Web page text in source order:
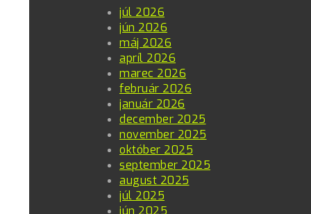
júl 2026
jún 2026
máj 2026
apríl 2026
marec 2026
február 2026
január 2026
december 2025
november 2025
október 2025
september 2025
august 2025
júl 2025
jún 2025